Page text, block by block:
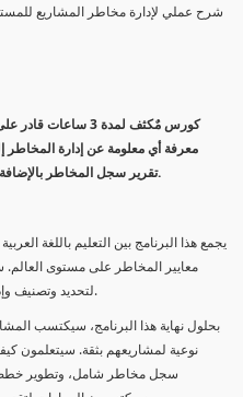
شرح عملي لإدارة مخاطر المشاريع
كورس مٌكثف لمدة 3
معرفة أي معلومة عن إدارة المخاطر
تقرير سجل المخاطر بالإضافة الى المقدرة التامية لإدارة مخاطر المشاريع.
يجمع هذا البرنامج بين التعليم باللغة
معايير المخاطر على مستوى
لتحديد وتصنيف وإدارة المخاطر على مدار دورة حياة المشروع.
بحلول نهاية هذا البرنامج، سيكتسب
نوعية لمشاريعهم بثقة. سيتعلمون
سجل مخاطر شامل، وتطوير خطط